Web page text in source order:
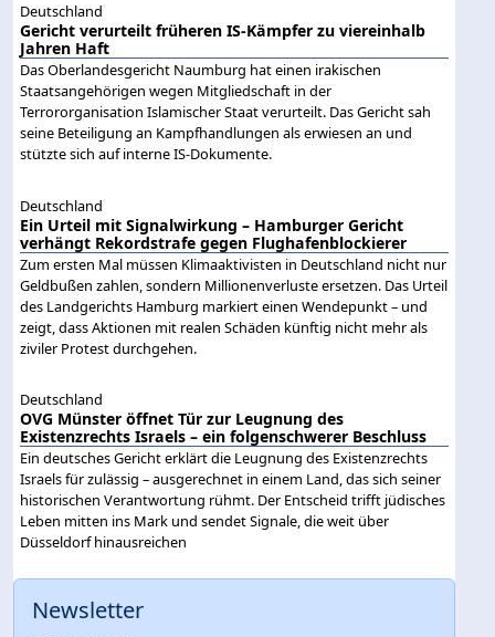
Deutschland
Gericht verurteilt früheren IS-Kämpfer zu viereinhalb
Jahren Haft
Das Oberlandesgericht Naumburg hat einen irakischen
Staatsangehörigen wegen Mitgliedschaft in der
Terrororganisation Islamischer Staat verurteilt. Das Gericht sah
seine Beteiligung an Kampfhandlungen als erwiesen an und
stützte sich auf interne IS-Dokumente.
Deutschland
Ein Urteil mit Signalwirkung – Hamburger Gericht
verhängt Rekordstrafe gegen Flughafenblockierer
Zum ersten Mal müssen Klimaaktivisten in Deutschland nicht nur
Geldbußen zahlen, sondern Millionenverluste ersetzen. Das Urteil
des Landgerichts Hamburg markiert einen Wendepunkt – und
zeigt, dass Aktionen mit realen Schäden künftig nicht mehr als
ziviler Protest durchgehen.
Deutschland
OVG Münster öffnet Tür zur Leugnung des
Existenzrechts Israels – ein folgenschwerer Beschluss
Ein deutsches Gericht erklärt die Leugnung des Existenzrechts
Israels für zulässig – ausgerechnet in einem Land, das sich seiner
historischen Verantwortung rühmt. Der Entscheid trifft jüdisches
Leben mitten ins Mark und sendet Signale, die weit über
Düsseldorf hinausreichen
Newsletter